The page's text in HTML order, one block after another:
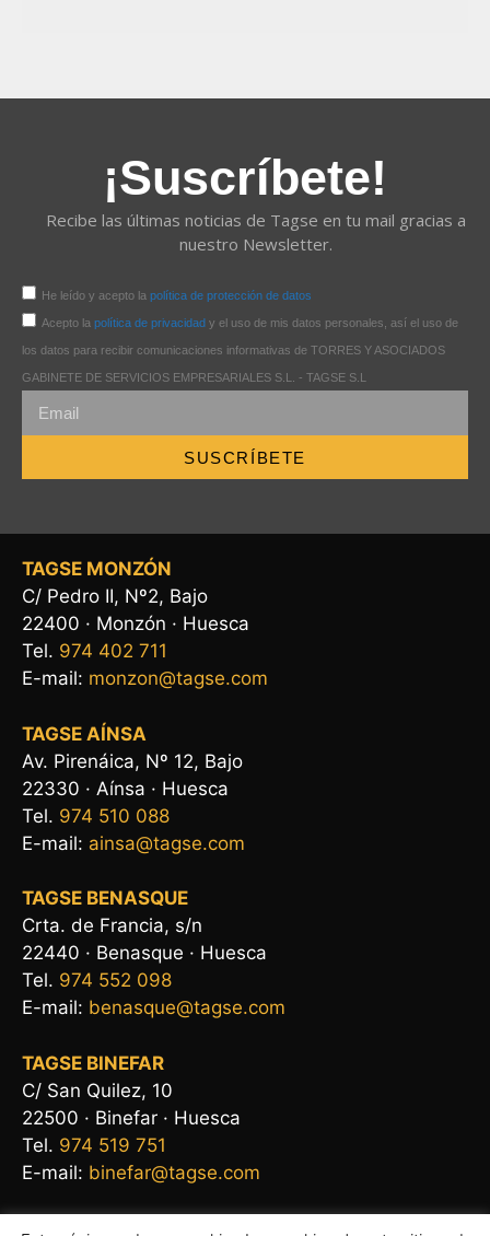
¡Suscríbete!
Recibe las últimas noticias de Tagse en tu mail gracias a
nuestro Newsletter.
He leído y acepto la política de protección de datos
Acepto la política de privacidad y el uso de mis datos personales, así el uso de
los datos para recibir comunicaciones informativas de TORRES Y ASOCIADOS
GABINETE DE SERVICIOS EMPRESARIALES S.L. - TAGSE S.L
SUSCRÍBETE
TAGSE MONZÓN
C/ Pedro II, Nº2, Bajo
22400 · Monzón · Huesca
Tel. 974 402 711
E-mail: monzon@tagse.com
TAGSE AÍNSA
Av. Pirenáica, Nº 12, Bajo
22330 · Aínsa · Huesca
Tel. 974 510 088
E-mail: ainsa@tagse.com
TAGSE BENASQUE
Crta. de Francia, s/n
22440 · Benasque · Huesca
Tel. 974 552 098
E-mail: benasque@tagse.com
TAGSE BINEFAR
C/ San Quilez, 10
22500 · Binefar · Huesca
Tel. 974 519 751
E-mail: binefar@tagse.com